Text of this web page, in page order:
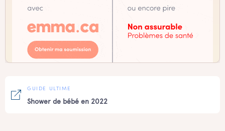
GUIDE ULTIME
Shower de bébé en 2022